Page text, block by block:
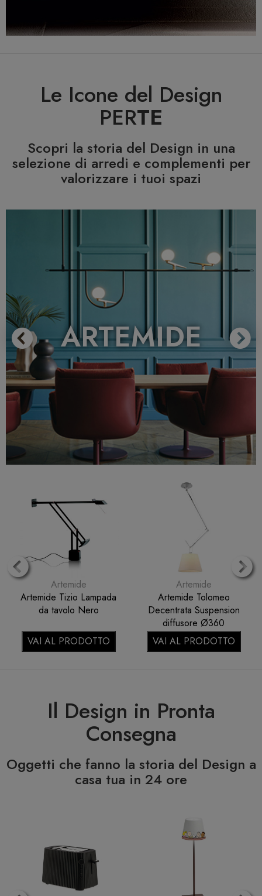
Le Icone del Design
PERTE
Scopri la storia del Design in una
selezione di arredi e complementi per
valorizzare i tuoi spazi
ARTEMIDE
Lampada
Artemide Tolomeo
Decentrata Suspension
pergamena 0780020A
VAI AL PRODOTTO
Artemide
Special Edition
VAI AL
Il Design in Pronta
Consegna
Oggetti che fanno la storia del Design a
casa tua in 24 ore